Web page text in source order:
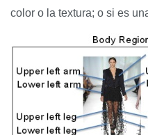
color o la textura; o si es